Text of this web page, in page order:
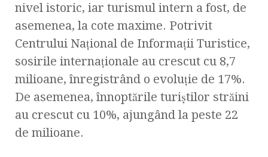
nivel istoric, iar turismul intern a fost, de
asemenea, la cote maxime. Potrivit
Centrului Național de Informații Turistice,
sosirile internaționale au crescut cu 8,7
milioane, înregistrând o evoluție de 17%.
De asemenea, înnoptările turiștilor străini
au crescut cu 10%, ajungând la peste 22
de milioane.